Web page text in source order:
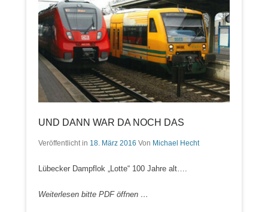
UND DANN WAR DA NOCH DAS
Veröffentlicht in 18. März 2016 Von Michael Hecht
Lübecker Dampflok „Lotte“ 100 Jahre alt….
Weiterlesen bitte PDF öffnen …